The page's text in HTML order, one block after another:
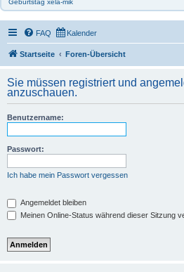
Geburtstag xela-mik
FAQ Kalender
Startseite Foren-Übersicht
Sie müssen registriert und
anzuschauen.
Benutzername:
Passwort:
Ich habe mein Passwort vergessen
Angemeldet bleiben
Meinen Online-Status während dieser Sitzung